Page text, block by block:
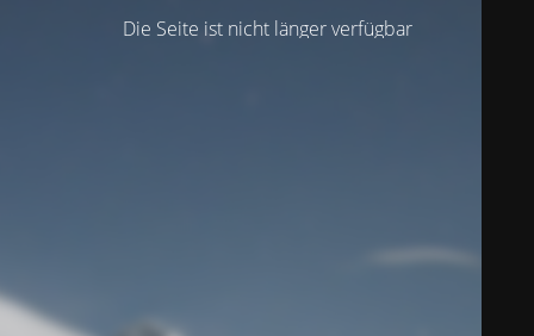
Die Seite ist nicht länger verfügbar